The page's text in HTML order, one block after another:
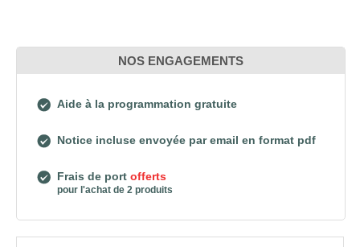
NOS ENGAGEMENTS
Aide à la programmation gratuite
Notice incluse envoyée par email en format pdf
Frais de port offerts
pour l'achat de 2 produits